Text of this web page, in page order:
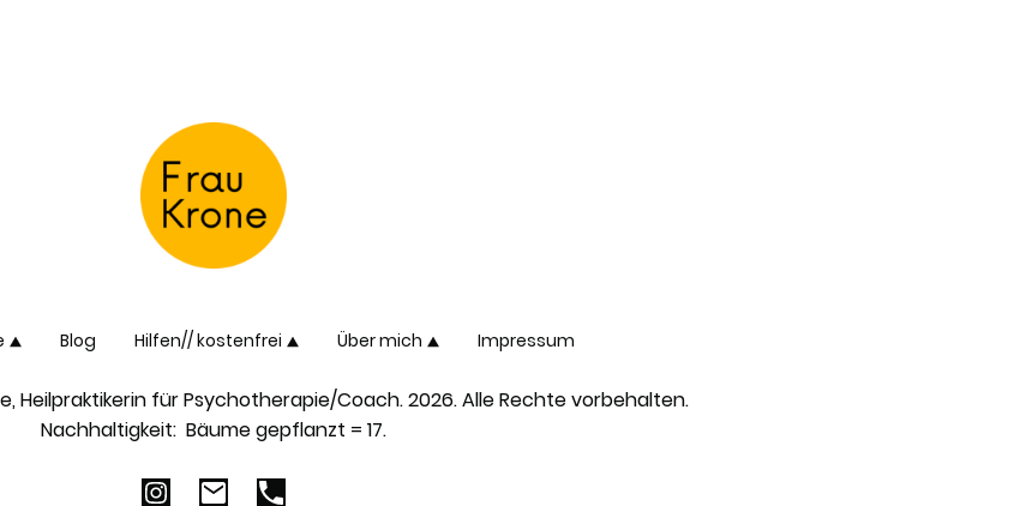
Blog Hilfen// kostenfrei Über mich Impressum
Heilpraktikerin für Psychotherapie/Coach. 2026. Alle Rechte vorbehalten.
Nachhaltigkeit: Bäume gepflanzt = 17.